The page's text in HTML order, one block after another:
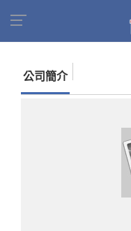
公司簡介